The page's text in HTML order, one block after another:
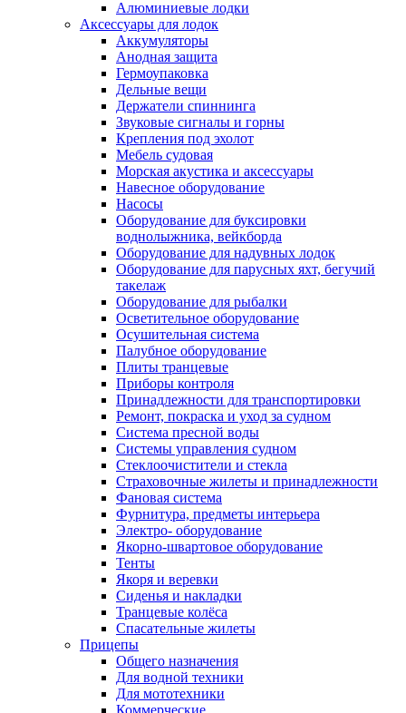
Алюминиевые лодки
Аксессуары для лодок
Аккумуляторы
Анодная защита
Гермоупаковка
Дельные вещи
Держатели спиннинга
Звуковые сигналы и горны
Крепления под эхолот
Мебель судовая
Морская акустика и аксессуары
Навесное оборудование
Насосы
Оборудование для буксировки
воднолыжника, вейкборда
Оборудование для надувных лодок
Оборудование для парусных яхт, бегучий
такелаж
Оборудование для рыбалки
Осветительное оборудование
Осушительная система
Палубное оборудование
Плиты транцевые
Приборы контроля
Принадлежности для транспортировки
Ремонт, покраска и уход за судном
Система пресной воды
Системы управления судном
Стеклоочистители и стекла
Страховочные жилеты и принадлежности
Фановая система
Фурнитура, предметы интерьера
Электро- оборудование
Якорно-швартовое оборудование
Тенты
Якоря и веревки
Сиденья и накладки
Транцевые колёса
Спасательные жилеты
Прицепы
Общего назначения
Для водной техники
Для мототехники
Коммерческие